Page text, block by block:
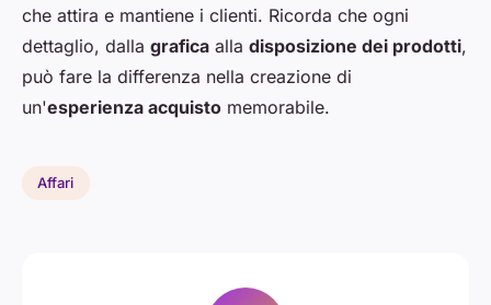
che attira e mantiene i clienti. Ricorda che ogni
dettaglio, dalla grafica alla disposizione dei prodotti,
può fare la differenza nella creazione di
un'esperienza acquisto memorabile.
Affari